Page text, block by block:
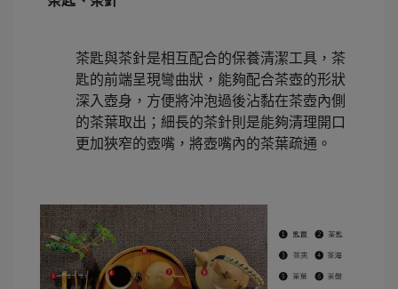
茶匙與茶針是相互配合的保養清潔工具，茶
匙的前端呈現彎曲狀，能夠配合茶壺的形狀
深入壺身，方便將沖泡過後沾黏在茶壺內側
的茶葉取出；細長的茶針則是能夠清理開口
更加狹窄的壺嘴，將壺嘴內的茶葉疏通。